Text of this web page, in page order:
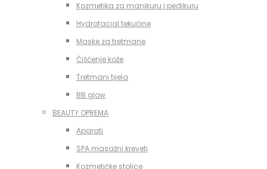
Kozmetika za manikuru i pedikuru
Hydrofacial tekućine
Maske za tretmane
Čišćenje kože
Tretmani tijela
BB glow
BEAUTY OPREMA
Aparati
SPA masažni kreveti
Kozmetičke stolice